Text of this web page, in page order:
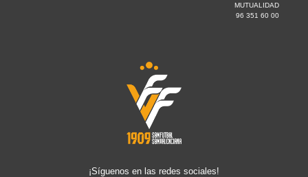
MUTUALIDAD
96 351 60 00
¡Síguenos en las redes sociales!